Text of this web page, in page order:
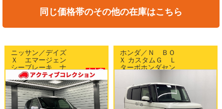
同じ価格帯のその他の在庫はこちら
ニッサン／デイズ
Ｘ エマージェン
シーブレーキ ナ
ビ アラウンドビ
ューモニター
ETC スマートキ
ー
中古車
WEB目玉車!!
ホンダ／Ｎ ＢＯ
Ｘ カスタムＧ Ｌ
ターボホンダセン
ースライドドア
純正15インチAW
純正ナビTV バッ
クカメラ ドラレ
WEB目玉車!!